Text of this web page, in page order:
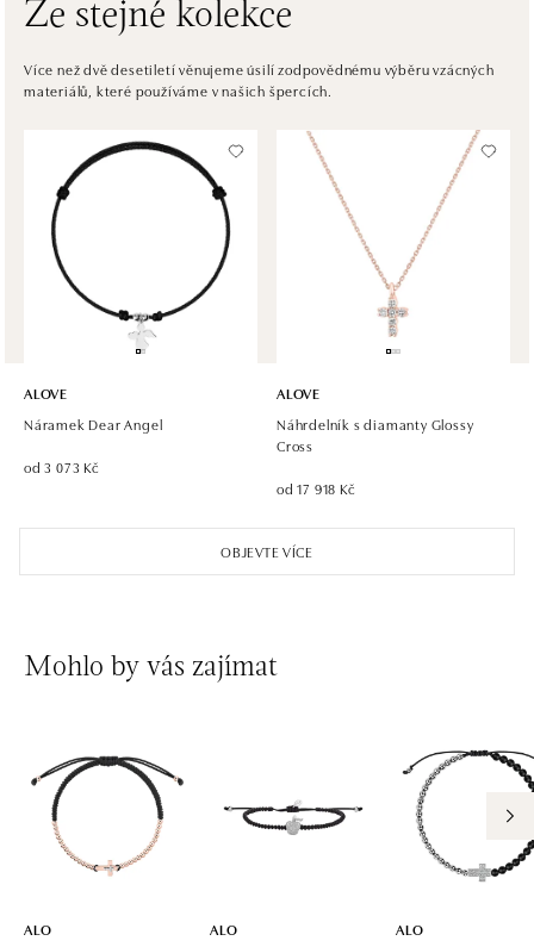
HALADA OC Avion, Bratislava
Ivanská cesta 16, 821 04 Bratislava
tel.: +421 917 090 372
Halada OC Aupark, Bratislava
Einsteinova 18, 851 01 Bratislava
dnes otevřeno do 21:00
Ze stejné kolekce
Více než dvě desetiletí věnujeme úsilí zodpovědnému výběru vzácných
materiálů, které používáme v našich špercích.
OBJEVTE VÍCE
ALOVE
Náramek Dear Angel
od 3 073 Kč
ALOVE
Náhrdelník s diamanty Glossy
Cross
od 17 918 Kč
Mohlo by vás zajímat
ALO
ALO
ALO